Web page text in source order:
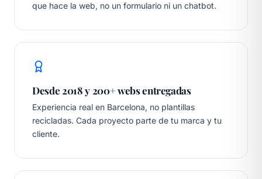
que hace la web, no un formulario ni un chatbot.
Desde 2018 y 200+ webs entregadas
Experiencia real en Barcelona, no plantillas
recicladas. Cada proyecto parte de tu marca y tu
cliente.